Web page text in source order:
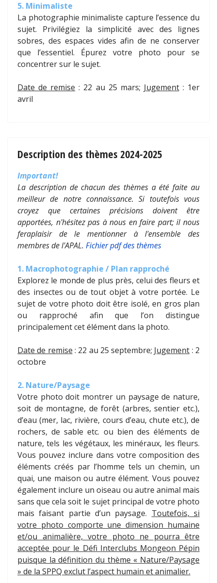
5. Minimaliste
La photographie minimaliste capture l’essence du
sujet. Privilégiez la simplicité avec des lignes
sobres, des espaces vides afin de ne conserver
que l’essentiel. Épurez votre photo pour se
concentrer sur le sujet.
Date de remise : 22 au 25 mars; Jugement: 1er
avril
Description des thèmes 2024-2025
Important!
La description de chacun des thèmes a été faite au
meilleur de notre connaissance. Si toutefois vous
croyez que certaines précisions doivent être
apportées, n'hésitez pas à nous en faire part; il nous
feraplaisir de le mentionner à l'ensemble des
membres de l'APAL. Fichier pdf des thèmes
1. Macrophotographie / Plan rapproché
Explorez le monde de plus près, celui des fleurs et
des insectes ou de tout objet à votre portée. Le
sujet de votre photo doit être isolé, en gros plan
ou rapproché afin que l’on distingue
principalement cet élément dans la photo.
Date de remise : 22 au 25 septembre; Jugement : 2
octobre
2. Nature/Paysage
Votre photo doit montrer un paysage de nature,
soit de montagne, de forêt (arbres, sentier etc.),
d’eau (mer, lac, rivière, cours d’eau, chute etc.), de
rochers, de sable etc. ou bien des éléments de
nature, tels les végétaux, les minéraux, les fleurs.
Vous pouvez inclure dans votre composition des
éléments créés par l’homme tels un chemin, un
quai, une maison ou autre élément. Vous pouvez
également inclure un oiseau ou autre animal mais
sans que cela soit le sujet principal de votre photo
mais faisant partie d’un paysage. Toutefois, si
votre photo comporte une dimension humaine
et/ou animalière, votre photo ne pourra être
acceptée pour le Défi Interclubs Mongeon Pépin
puisque la définition du thème « Nature/Paysage
» de la SPPQ exclut l’aspect humain et animalier.